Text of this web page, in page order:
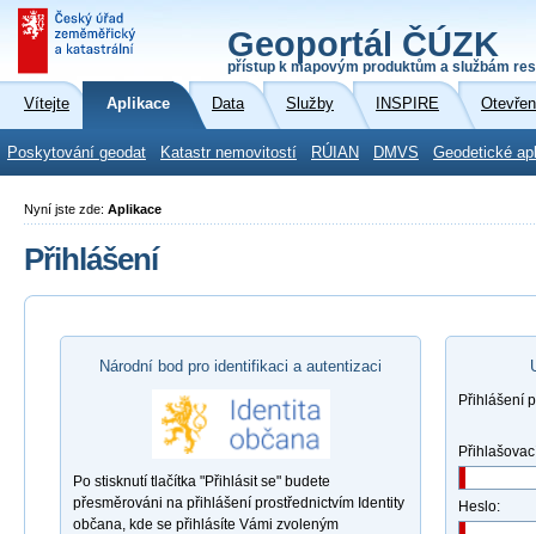
Geoportál ČÚZK
přístup k mapovým produktům a službám
Vítejte Aplikace Data Služby INSPIRE
Poskytování geodat Katastr nemovitostí RÚIAN DMVS Geodetické
Nyní jste zde: Aplikace
Přihlášení
Národní bod pro identifikaci a autentizaci
Po stisknutí tlačítka "Přihlásit se" budete
přesměrováni na přihlášení prostřednictvím Identity
občana, kde se přihlásíte Vámi zvoleným
Přihlášení
Heslo: